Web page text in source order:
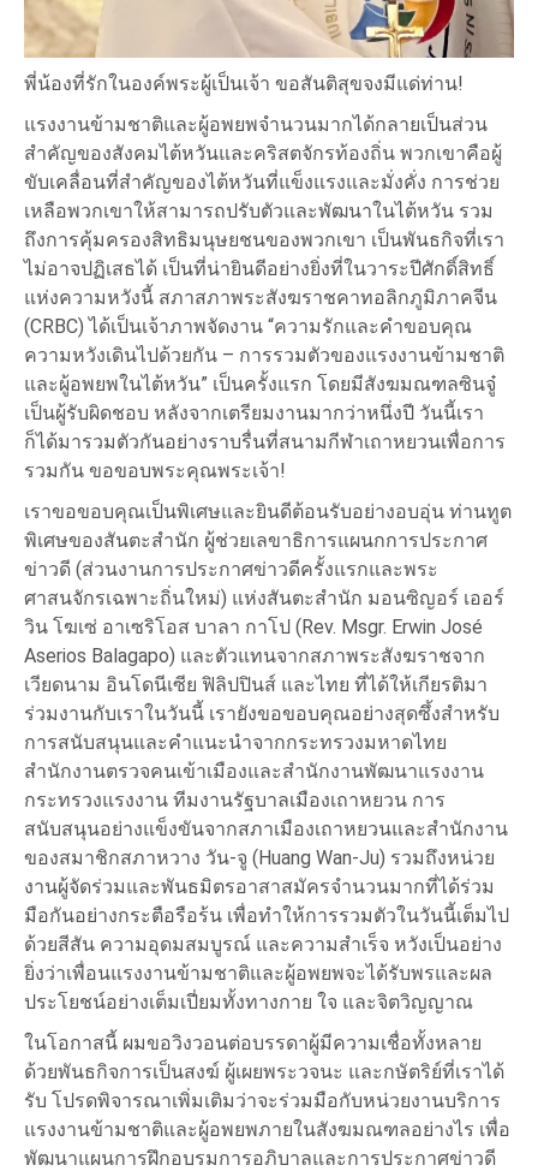
พี่น้องที่รักในองค์พระผู้เป็นเจ้า ขอสันติสุขจงมีแด่ท่าน!
แรงงานข้ามชาติและผู้อพยพจำนวนมากได้กลายเป็นส่วน
สำคัญของสังคมไต้หวันและคริสตจักรท้องถิ่น พวกเขาคือผู้
ขับเคลื่อนที่สำคัญของไต้หวันที่แข็งแรงและมั่งคั่ง การช่วย
เหลือพวกเขาให้สามารถปรับตัวและพัฒนาในไต้หวัน รวม
ถึงการคุ้มครองสิทธิมนุษยชนของพวกเขา เป็นพันธกิจที่เรา
ไม่อาจปฏิเสธได้ เป็นที่น่ายินดีอย่างยิ่งที่ในวาระปีศักดิ์สิทธิ์
แห่งความหวังนี้ สภาสภาพระสังฆราชคาทอลิกภูมิภาคจีน
(CRBC) ได้เป็นเจ้าภาพจัดงาน “ความรักและคำขอบคุณ
ความหวังเดินไปด้วยกัน – การรวมตัวของแรงงานข้ามชาติ
และผู้อพยพในไต้หวัน” เป็นครั้งแรก โดยมีสังฆมณฑลซินจู๋
เป็นผู้รับผิดชอบ หลังจากเตรียมงานมากว่าหนึ่งปี วันนี้เรา
ก็ได้มารวมตัวกันอย่างราบรื่นที่สนามกีฬาเถาหยวนเพื่อการ
รวมกัน ขอขอบพระคุณพระเจ้า!
เราขอขอบคุณเป็นพิเศษและยินดีต้อนรับอย่างอบอุ่น ท่านทูต
พิเศษของสันตะสำนัก ผู้ช่วยเลขาธิการแผนกการประกาศ
ข่าวดี (ส่วนงานการประกาศข่าวดีครั้งแรกและพระ
ศาสนจักรเฉพาะถิ่นใหม่) แห่งสันตะสำนัก มอนซิญอร์ เออร์
วิน โฆเซ่ อาเซริโอส บาลา กาโป (Rev. Msgr. Erwin José
Aserios Balagapo) และตัวแทนจากสภาพระสังฆราชจาก
เวียดนาม อินโดนีเซีย ฟิลิปปินส์ และไทย ที่ได้ให้เกียรติมา
ร่วมงานกับเราในวันนี้ เรายังขอขอบคุณอย่างสุดซึ้งสำหรับ
การสนับสนุนและคำแนะนำจากกระทรวงมหาดไทย
สำนักงานตรวจคนเข้าเมืองและสำนักงานพัฒนาแรงงาน
กระทรวงแรงงาน ทีมงานรัฐบาลเมืองเถาหยวน การ
สนับสนุนอย่างแข็งขันจากสภาเมืองเถาหยวนและสำนักงาน
ของสมาชิกสภาหวาง วัน-จู (Huang Wan-Ju) รวมถึงหน่วย
งานผู้จัดร่วมและพันธมิตรอาสาสมัครจำนวนมากที่ได้ร่วม
มือกันอย่างกระตือรือร้น เพื่อทำให้การรวมตัวในวันนี้เต็มไป
ด้วยสีสัน ความอุดมสมบูรณ์ และความสำเร็จ หวังเป็นอย่าง
ยิ่งว่าเพื่อนแรงงานข้ามชาติและผู้อพยพจะได้รับพรและผล
ประโยชน์อย่างเต็มเปี่ยมทั้งทางกาย ใจ และจิตวิญญาณ
ในโอกาสนี้ ผมขอวิงวอนต่อบรรดาผู้มีความเชื่อทั้งหลาย
ด้วยพันธกิจการเป็นสงฆ์ ผู้เผยพระวจนะ และกษัตริย์ที่เราได้
รับ โปรดพิจารณาเพิ่มเติมว่าจะร่วมมือกับหน่วยงานบริการ
แรงงานข้ามชาติและผู้อพยพภายในสังฆมณฑลอย่างไร เพื่อ
พัฒนาแผนการฝึกอบรมการอภิบาลและการประกาศข่าวดี